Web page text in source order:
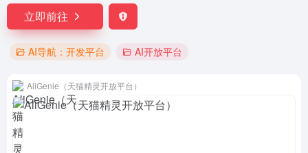
立即前往
AI导航：开发平台 AI开放平台
AliGenie（天猫精灵开放平台）